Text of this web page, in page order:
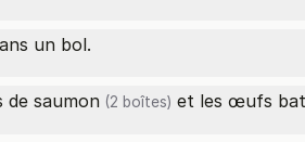
un bol.
de saumon (2 boîtes) et les œufs